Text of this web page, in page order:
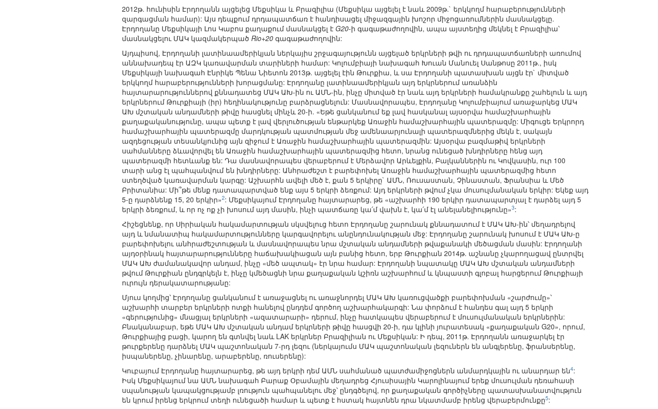
2012թ. հունիսին Էրդողանն այցելեց Մեքսիկա և Բրազիլիա (Մեքսիկա այցելել է նաև 2009թ.` երկկողմ հարաբերությունների
զարգացման համար): Այս դեպքում դրդապատճառ է հանդիսացել միջազգային խոշոր միջոցառումներին մասնակցելը.
Էրդողանը Մեքսիկայի Լոս Կաբոս քաղաքում մասնակցել է G20-ի գագաթաժողովին, ապա այստեղից մեկնել է Բրազիլիա՝
մասնակցելու ՄԱԿ կազմակերպած Rio+20 գագաթաժողովին:
Այդպիսով, Էրդողանի լատինաամերիկյան ներկայիս շրջագայությունն այցելած երկրների թվի ու դրդապատճառների առումով
աննախադեպ էր ԱԶԿ կառավարման տարիների համար: Կոլումբիայի նախագահ Խուան Մանուել Սանթոսը 2011թ., իսկ
Մեքսիկայի նախագահ Էնրիկե Պենա Նիետոն 2013թ. այցելել էին Թուրքիա, և սա Էրդողանի պատասխան այցն էր` միտված
երկկողմ հարաբերությունների խորացմանը: Էրդողանը լատինաամերիկյան այդ երկրներում առանձին
հայտարարություններով քննադատեց ՄԱԿ ԱԽ-ին ու ԱՄՆ-ին, ինչը միտված էր նաև այդ երկրների համակրանքը շահելուն և այդ
երկրներում Թուրքիայի (իր) հեղինակությունը բարձրացնելուն: Մասնավորապես, Էրդողանը Կոլումբիայում առաջարկեց ՄԱԿ
ԱԽ մշտական անդամների թիվը հասցնել մինչև 20-ի. «Եթե ցանկանում եք լավ հասկանալ այսօրվա համաշխարհային
քաղաքականությունը, ապա պետք է լավ վերլուծության ենթարկեք Առաջին համաշխարհային պատերազմը: Միգուցե Երկրորդ
համաշխարհային պատերազմը մարդկության պատմության մեջ ամենաարյունալի պատերազմներից մեկն է, սակայն
ազդեցության տեսանկյունից այն զիջում է Առաջին համաշխարհային պատերազմին: Այսօրվա բազմաթիվ երկրների
սահմանները ձևավորվել են Առաջին համաշխարհային պատերազմից հետո, նրանց ունեցած խնդիրները հենց այդ
պատերազմի հետևանք են: Դա մասնավորապես վերաբերում է Մերձավոր Արևելքին, Բալկաններին ու Կովկասին, ուր 100
տարի անց էլ պահպանվում են խնդիրները: Անհրաժեշտ է բարեփոխել Առաջին համաշխարհային պատերազմից հետո
ստեղծված կառավարման կարգը: Աշխարհն ավելի մեծ է, քան 5 երկիրը` ԱՄՆ, Ռուսաստան, Չինաստան, Ֆրանսիա և Մեծ
Բրիտանիա: Մի՞թե մենք դատապարտված ենք այս 5 երկրի ձեռքում: Այդ երկրների թվում չկա մուսուլմանական երկիր: Եկեք այդ
5-ը դարձնենք 15, 20 երկիր»2: Մեքսիկայում Էրդողանը հայտարարեց, թե «աշխարհի 190 երկիր դատապարտյալ է դարձել այդ 5
երկրի ձեռքում, և որ ոչ ոք չի խոսում այդ մասին, ինչի պատճառը կա՛մ վախն է, կա՛մ էլ անելանելիությունը»3:
Հիշեցնենք, որ Սիրիական հակամարտության սկսվելուց հետո Էրդողանը շարունակ քննադատում է ՄԱԿ ԱԽ-ին՝ մեղադրելով
այդ և նմանատիպ հակամարտությունները կարգավորելու անընդունակության մեջ: Էրդողանը շարունակ խոսում է ՄԱԿ ԱԽ-ը
բարեփոխելու անհրաժեշտության և մասնավորապես նրա մշտական անդամների թվաքանակի մեծացման մասին: Էրդողանի
այդօրինակ հայտարարությունները հաճախակիացան այն բանից հետո, երբ Թուրքիան 2014թ. աշնանը չկարողացավ ընտրվել
ՄԱԿ ԱԽ ժամանակավոր անդամ, ինչը «մեծ ապտակ» էր նրա համար: Էրդողանի նպատակը ՄԱԿ ԱԽ մշտական անդամների
թվում Թուրքիան ընդգրկելն է, ինչը կմեծացնի նրա քաղաքական կշիռն աշխարհում և կնպաստի գլոբալ հարցերում Թուրքիայի
ուրույն դերակատարությանը:
Մյուս կողմից՝ Էրդողանը ցանկանում է առաջացնել ու առաջնորդել ՄԱԿ ԱԽ կառուցվածքի բարեփոխման «շարժումը»՝
աշխարհի տարբեր երկրների ոտքի հանելով ընդդեմ գործող աշխարհակարգի: Նա փորձում է հանդես գալ այդ 5 երկրի
«գերությունից» մնացյալ երկրների «ազատարարի» դերում, ինչը հատկապես վերաբերում է մուսուլմանական երկրներին:
Բնականաբար, եթե ՄԱԿ ԱԽ մշտական անդամ երկրների թիվը հասցվի 20-ի, դա կլինի յուրատեսակ «քաղաքական G20», որում,
Թուրքիայից բացի, կարող են գտնվել նաև LAK երկրներ Բրազիլիան ու Մեքսիկան: Ի դեպ, 2011թ. Էրդողանն առաջարկել էր
թուրքերենը դարձնել ՄԱԿ պաշտոնական 7-րդ լեզու (ներկայումս ՄԱԿ պաշտոնական լեզուներն են անգլերենը, ֆրանսերենը,
իսպաներենը, չինարենը, արաբերենը, ռուսերենը):
Կուբայում Էրդողանը հայտարարեց, թե այդ երկրի դեմ ԱՄՆ սահմանած պատժամիջոցներն անմարդկային ու անարդար են4:
Իսկ Մեքսիկայում նա ԱՄՆ նախագահ Բարաք Օբամային մեղադրեց Հյուսիսային Կարոլինայում երեք մուսուլման դեռահասի
սպանության կապակցությամբ լռություն պահպանելու մեջ՝ ընդգծելով, որ քաղաքական գործիչները պատասխանատվություն
են կրում իրենց երկրում տեղի ունեցածի համար և պետք է հստակ հայտնեն դրա նկատմամբ իրենց վերաբերմունքը5: